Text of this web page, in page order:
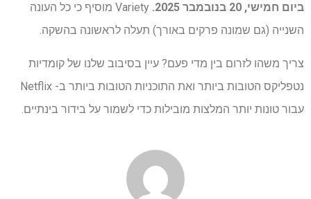
ביום חמישי, 20 בנובמבר 2025.
Variety מוסיף כי כל העונה
השנייה (גם שמונה פרקים באורך) תעלה לראשונה בהשקה.
צריך משהו לזרום בין מדי פעם? עיין בסיבוב שלנו של קומדיות
נטפליקס הטובות ביותר ואת התוכניות הטובות ביותר ב- Netflix
עבור טונות יותר המלצות מובילות כדי לשמור על בידור בינתיים.